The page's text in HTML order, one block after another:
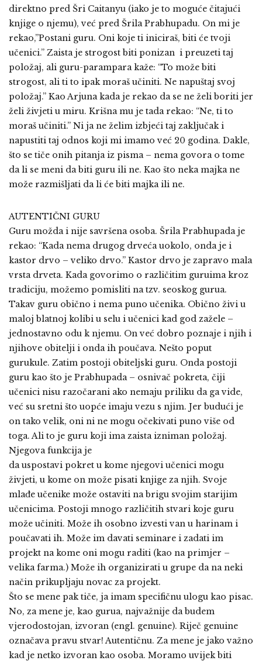
direktno pred Šri Caitanyu (iako je to moguće čitajući
knjige o njemu), već pred Šrila Prabhupadu. On mi je
rekao,”Postani guru. Oni koje ti iniciraš, biti će tvoji
učenici.” Zaista je strogost biti ponizan i preuzeti taj
položaj, ali guru-parampara kaže: “To može biti
strogost, ali ti to ipak moraš učiniti. Ne napuštaj svoj
položaj.” Kao Arjuna kada je rekao da se ne želi boriti jer
želi živjeti u miru. Krišna mu je tada rekao: “Ne, ti to
moraš učiniti.” Ni ja ne želim izbjeći taj zaključak i
napustiti taj odnos koji mi imamo već 20 godina. Dakle,
što se tiče onih pitanja iz pisma – nema govora o tome
da li se meni da biti guru ili ne. Kao što neka majka ne
može razmišljati da li će biti majka ili ne.
AUTENTIČNI GURU
Guru možda i nije savršena osoba. Šrila Prabhupada je
rekao: “Kada nema drugog drveća uokolo, onda je i
kastor drvo – veliko drvo.” Kastor drvo je zapravo mala
vrsta drveta. Kada govorimo o različitim guruima kroz
tradiciju, možemo pomisliti na tzv. seoskog gurua.
Takav guru obično i nema puno učenika. Obično živi u
maloj blatnoj kolibi u selu i učenici kad god zažele –
jednostavno odu k njemu. On već dobro poznaje i njih i
njihove obitelji i onda ih poučava. Nešto poput
gurukule. Zatim postoji obiteljski guru. Onda postoji
guru kao što je Prabhupada – osnivač pokreta, čiji
učenici nisu razočarani ako nemaju priliku da ga vide,
već su sretni što uopće imaju vezu s njim. Jer budući je
on tako velik, oni ni ne mogu očekivati puno više od
toga. Ali to je guru koji ima zaista izniman položaj.
Njegova funkcija je
da uspostavi pokret u kome njegovi učenici mogu
živjeti, u kome on može pisati knjige za njih. Svoje
mlađe učenike može ostaviti na brigu svojim starijim
učenicima. Postoji mnogo različitih stvari koje guru
može učiniti. Može ih osobno izvesti van u harinam i
poučavati ih. Može im davati seminare i zadati im
projekt na kome oni mogu raditi (kao na primjer –
velika farma.) Može ih organizirati u grupe da na neki
način prikupljaju novac za projekt.
Što se mene pak tiče, ja imam specifičnu ulogu kao pisac.
No, za mene je, kao gurua, najvažnije da budem
vjerodostojan, izvoran (engl. genuine). Riječ genuine
označava pravu stvar! Autentičnu. Za mene je jako važno
kad je netko izvoran kao osoba. Moramo uvijek biti